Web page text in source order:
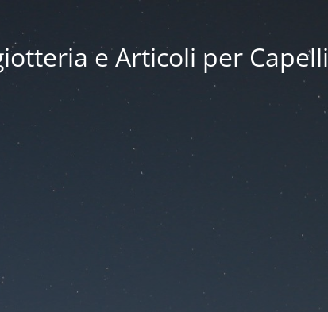
e Articoli per Capelli